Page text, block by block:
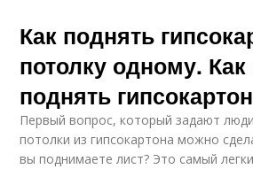
Как поднять
потолку одному.
поднять гипсокартон
Первый вопрос, который задают
потолки из гипсокартона можно
вы поднимаете лист? Это самый